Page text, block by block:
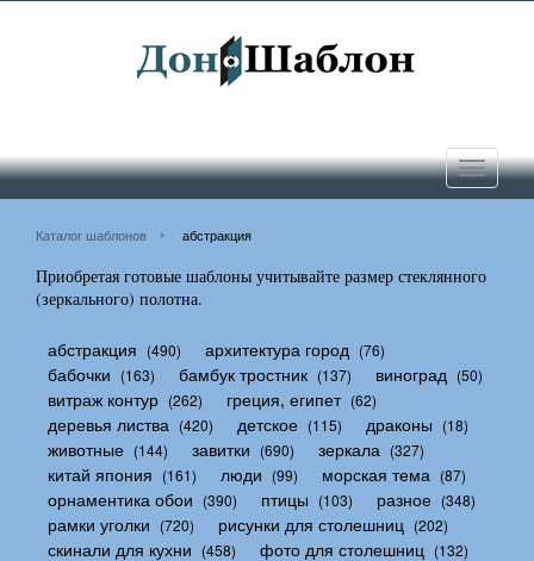
Toggle
Каталог шаблонов абстракция
Приобретая готовые шаблоны учитывайте размер стеклянного
(зеркального) полотна.
абстракция (490) архитектура город (76)
бабочки (163) бамбук тростник (137) виноград (50)
витраж контур (262) греция, египет (62)
деревья листва (420) детское (115) драконы (18)
животные (144) завитки (690) зеркала (327)
китай япония (161) люди (99) морская тема (87)
орнаментика обои (390) птицы (103) разное (348)
рамки уголки (720) рисунки для столешниц (202)
скинали для кухни (458) фото для столешниц (132)